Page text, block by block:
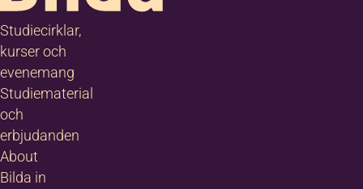
Studiecirklar,
kurser och
evenemang
Studiematerial
och
erbjudanden
About
Bilda in